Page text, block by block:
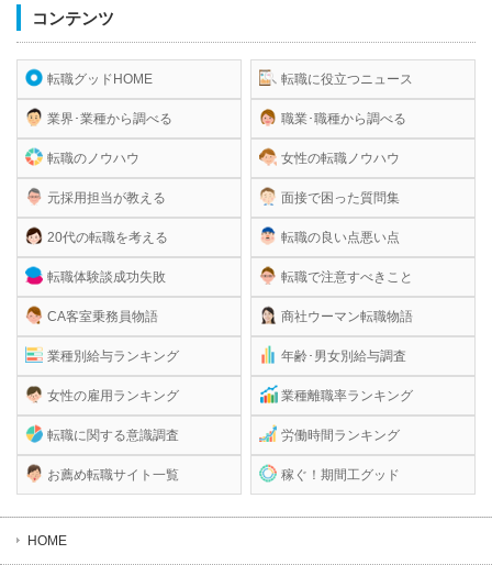
コンテンツ
転職グッドHOME
業界･業種から調べる
転職のノウハウ
元採用担当が教える
20代の転職を考える
転職体験談成功失敗
CA客室乗務員物語
業種別給与ランキング
女性の雇用ランキング
転職に関する意識調査
お薦め転職サイト一覧
転職に役立つニュース
職業･職種から調べる
女性の転職ノウハウ
面接で困った質問集
転職の良い点悪い点
転職で注意すべきこと
商社ウーマン転職物語
年齢･男女別給与調査
業種離職率ランキング
労働時間ランキング
稼ぐ！期間工グッド
HOME